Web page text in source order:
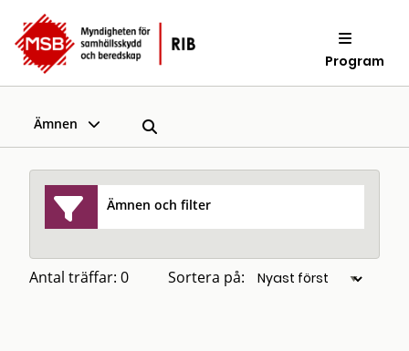
Program
Ämnen
Ämnen och filter
Antal träffar: 0 Sortera på: